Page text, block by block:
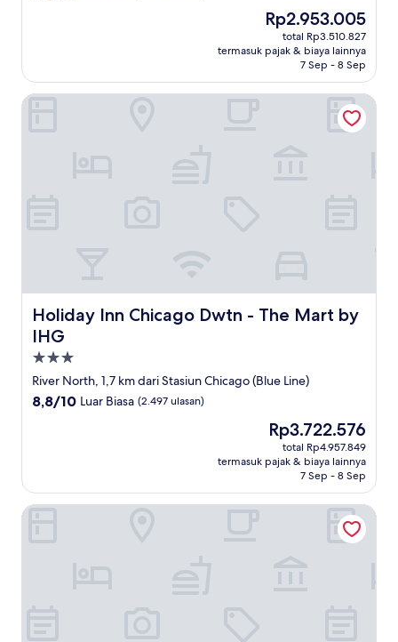
ulasan)
Harga
sekarang
Rp2.953.005
Rp2.953.005
total Rp3.510.827
termasuk pajak & biaya lainnya
7 Sep - 8 Sep
Holiday Inn Chicago Dwtn - The Mart by
IHG
Holiday Inn Chicago Dwtn - The Mart by IHG
Properti
bintang
3.0
River North, 1,7 km dari Stasiun Chicago (Blue Line)
8.8
ulasan)
8,8/10 Luar Biasa (2.497 ulasan)
Harga
sekarang
Rp3.722.576
Rp3.722.576
total Rp4.957.849
termasuk pajak & biaya lainnya
7 Sep - 8 Sep
Holiday Inn Chicago Dwtn - The Mart by IHG
Wicker Park Inn